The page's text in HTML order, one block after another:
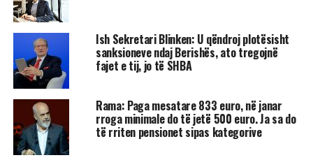
Ish Sekretari Blinken: U qëndroj plotësisht
sanksioneve ndaj Berishës, ato tregojnë
fajet e tij, jo të SHBA
Rama: Paga mesatare 833 euro, në janar
rroga minimale do të jetë 500 euro. Ja sa do
të rriten pensionet sipas kategorive